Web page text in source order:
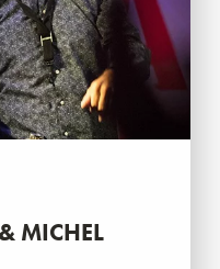
MICHEL